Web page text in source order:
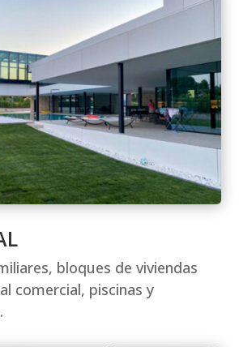
bloques de viviendas
comercial, piscinas y